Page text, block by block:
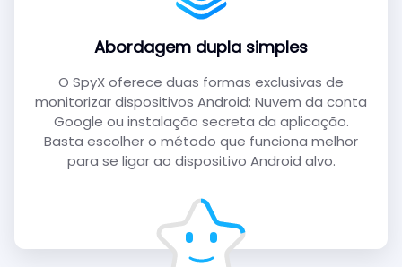
Abordagem dupla simples
O SpyX oferece duas formas exclusivas de
monitorizar dispositivos Android: Nuvem da conta
Google ou instalação secreta da aplicação.
Basta escolher o método que funciona melhor
para se ligar ao dispositivo Android alvo.